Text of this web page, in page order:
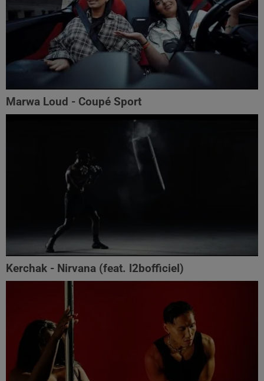
Marwa Loud - Coupé Sport
Kerchak - Nirvana (feat. ‪l2bofficiel‬)